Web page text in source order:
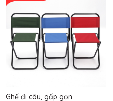
Ghế đi câu, gấp gọn